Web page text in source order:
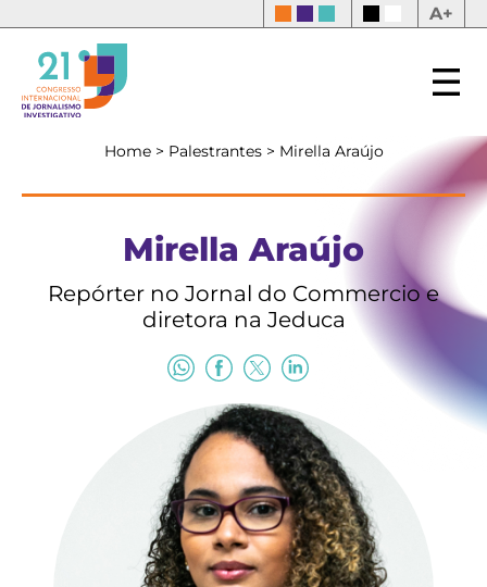
A+
Home > Palestrantes > Mirella Araújo
Mirella Araújo
Repórter no Jornal do Commercio e
diretora na Jeduca